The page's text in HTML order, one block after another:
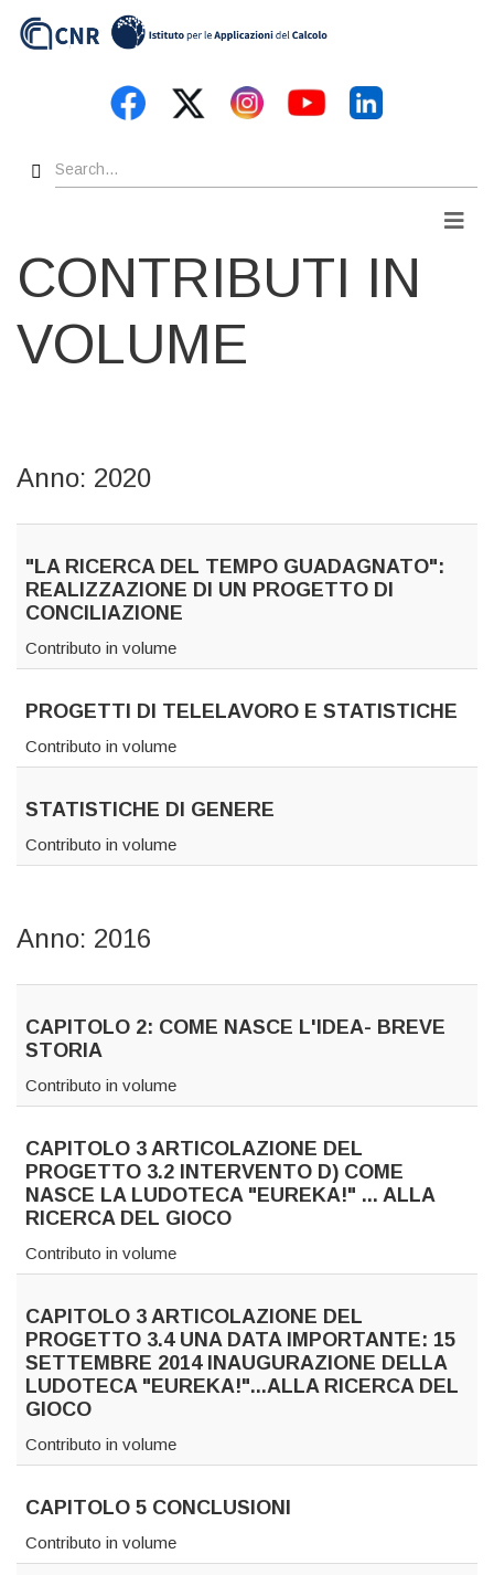
Search
CONTRIBUTI IN
VOLUME
Anno: 2020
"LA RICERCA DEL TEMPO GUADAGNATO":
REALIZZAZIONE DI UN PROGETTO DI
CONCILIAZIONE
Contributo in volume
PROGETTI DI TELELAVORO E STATISTICHE
Contributo in volume
STATISTICHE DI GENERE
Contributo in volume
Anno: 2016
CAPITOLO 2: COME NASCE L'IDEA- BREVE
STORIA
Contributo in volume
CAPITOLO 3 ARTICOLAZIONE DEL
PROGETTO 3.2 INTERVENTO D) COME
NASCE LA LUDOTECA "EUREKA!" ... ALLA
RICERCA DEL GIOCO
Contributo in volume
CAPITOLO 3 ARTICOLAZIONE DEL
PROGETTO 3.4 UNA DATA IMPORTANTE: 15
SETTEMBRE 2014 INAUGURAZIONE DELLA
LUDOTECA "EUREKA!"...ALLA RICERCA DEL
GIOCO
Contributo in volume
CAPITOLO 5 CONCLUSIONI
Contributo in volume